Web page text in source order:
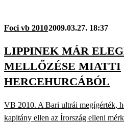
Foci vb 20102009.03.27. 18:37
LIPPINEK MÁR
MELLŐZÉSE MIATTI
HERCEHURCÁBÓL
VB 2010. A Bari ultrái megígérték,
kapitány ellen az Írország elleni